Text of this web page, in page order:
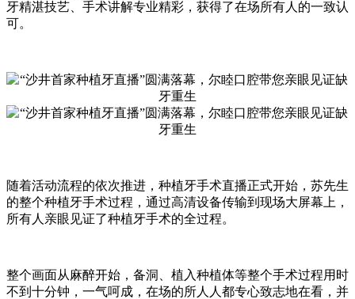
牙精湛技艺、手术讲解专业精彩，获得了在场所有人的一致认
可。
随着活动流程的依次推进，种植牙手术直播正式开始，苏先生
的整个种植牙手术过程，通过高清设备传输到现场大屏幕上，
所有人亲眼见证了种植牙手术的全过程。
整个画面从麻醉开始，备洞、植入种植体等整个手术过程用时
不到十分钟，一气呵成，在场的所人人都专心致志地在看，并